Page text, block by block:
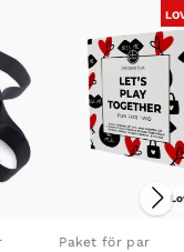
Paket för par